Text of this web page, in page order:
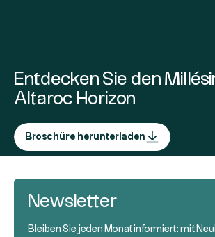
Entdecken Sie den
Altaroc Horizon
Broschüre herunterladen
Newsletter
Bleiben Sie jeden Monat informiert: mit